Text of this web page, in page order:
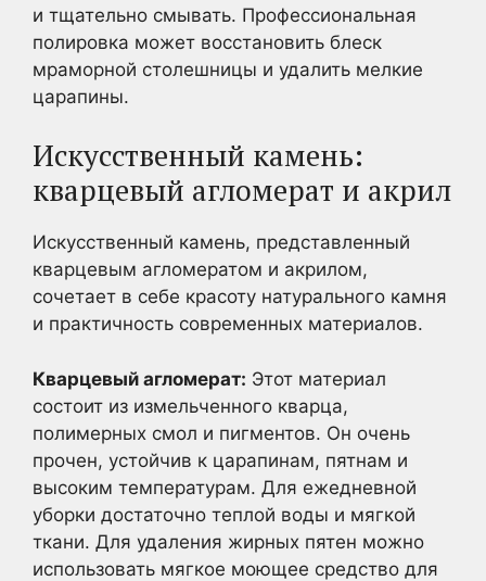
и тщательно смывать. Профессиональная
полировка может восстановить блеск
мраморной столешницы и удалить мелкие
царапины.
Искусственный камень:
кварцевый агломерат и акрил
Искусственный камень, представленный
кварцевым агломератом и акрилом,
сочетает в себе красоту натурального камня
и практичность современных материалов.
Кварцевый агломерат: Этот материал
состоит из измельченного кварца,
полимерных смол и пигментов. Он очень
прочен, устойчив к царапинам, пятнам и
высоким температурам. Для ежедневной
уборки достаточно теплой воды и мягкой
ткани. Для удаления жирных пятен можно
использовать мягкое моющее средство для